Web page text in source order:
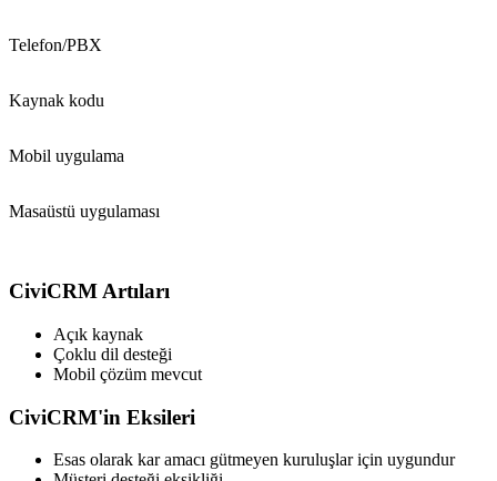
Telefon/PBX
Kaynak kodu
Mobil uygulama
Masaüstü uygulaması
CiviCRM Artıları
Açık kaynak
Çoklu dil desteği
Mobil çözüm mevcut
CiviCRM'in Eksileri
Esas olarak kar amacı gütmeyen kuruluşlar için uygundur